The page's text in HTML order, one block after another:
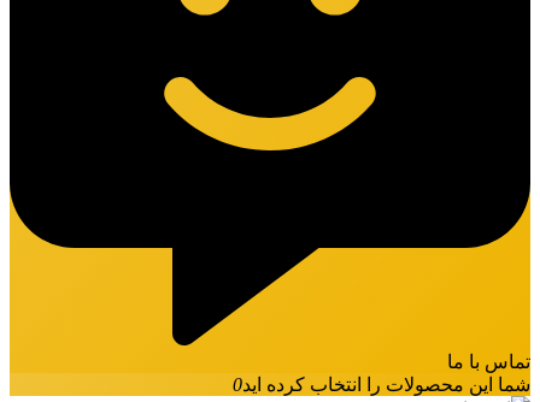
تماس با ما
شما این محصولات را انتخاب کرده اید0